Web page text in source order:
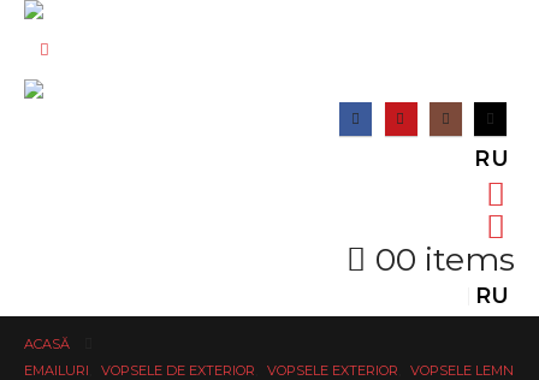
RU
00 items
RU
ACASĂ
EMAILURI
VOPSELE DE EXTERIOR VOPSELE EXTERIOR
VOPSELE LEMN